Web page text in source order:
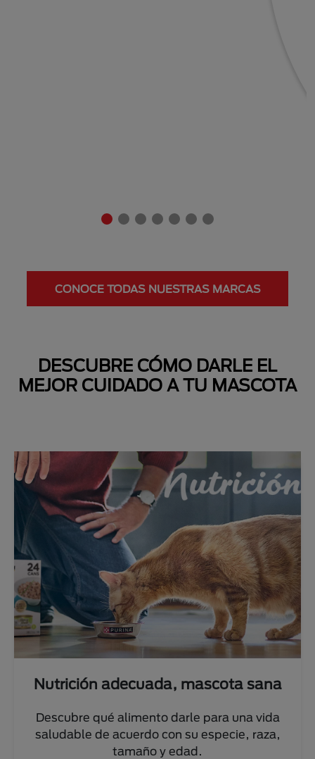
Next
CONOCE TODAS NUESTRAS MARCAS
DESCUBRE CÓMO DARLE EL
MEJOR CUIDADO A TU MASCOTA
Nutrición adecuada, mascota sana
Descubre qué alimento darle para una vida
saludable de acuerdo con su especie, raza,
tamaño y edad.